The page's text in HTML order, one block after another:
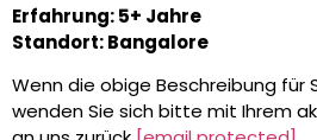
Erfahrung: 5+ Jahre
Standort: Bangalore
Wenn die obige Beschreibung für
wenden Sie sich bitte mit Ihrem